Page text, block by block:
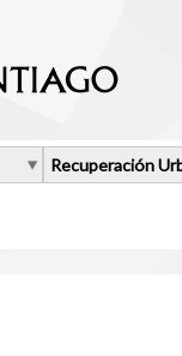
Recuperación